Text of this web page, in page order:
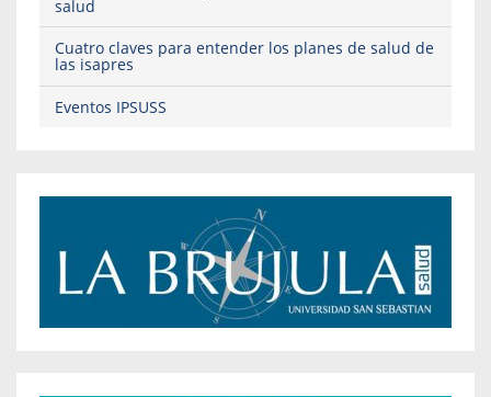
salud
Cuatro claves para entender los planes de salud de
las isapres
Eventos IPSUSS